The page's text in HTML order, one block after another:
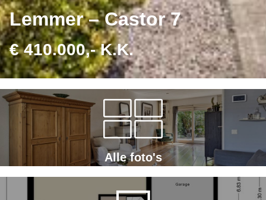
Lemmer – Castor 7
€ 410.000,- K.K.
Alle foto's